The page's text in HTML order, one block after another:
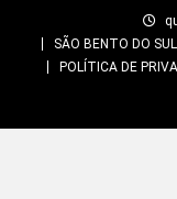
SÃO BENTO DO SUL
POLÍTICA DE